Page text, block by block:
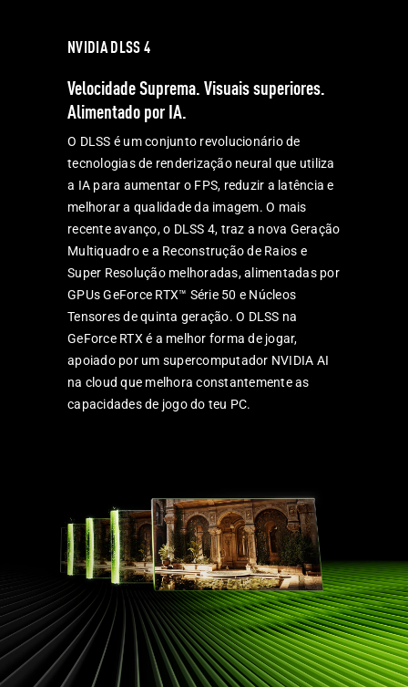
NVIDIA DLSS 4
Velocidade Suprema. Visuais superiores.
Alimentado por IA.
O DLSS é um conjunto revolucionário de
tecnologias de renderização neural que utiliza
a IA para aumentar o FPS, reduzir a latência e
melhorar a qualidade da imagem. O mais
recente avanço, o DLSS 4, traz a nova Geração
Multiquadro e a Reconstrução de Raios e
Super Resolução melhoradas, alimentadas por
GPUs GeForce RTX™ Série 50 e Núcleos
Tensores de quinta geração. O DLSS na
GeForce RTX é a melhor forma de jogar,
apoiado por um supercomputador NVIDIA AI
na cloud que melhora constantemente as
capacidades de jogo do teu PC.